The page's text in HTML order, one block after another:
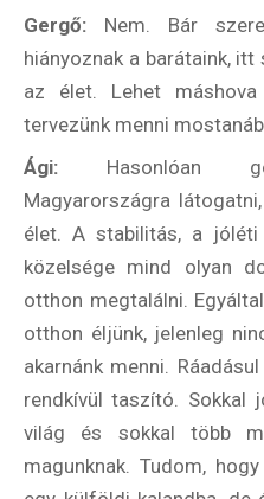
Gergő: Nem. Bár
hiányoznak a barátaink,
az élet. Lehet
tervezünk menni
Ági: Hasonlóan
Magyarországra
élet. A stabilitás, a
közelsége mind olyan
otthon megtalálni.
otthon éljünk, jelenleg
akarnánk menni.
rendkívül taszító. Sokkal
világ és sokkal több
magunknak. Tudom,